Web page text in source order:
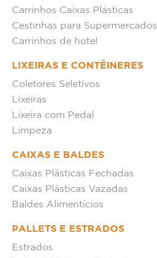
Carrinhos Caixas Plásticas
Cestinhas para Supermercados
Carrinhos de hotel
LIXEIRAS E CONTÊINERES
Coletores Seletivos
Lixeiras
Lixeira com Pedal
Limpeza
CAIXAS E BALDES
Caixas Plásticas Fechadas
Caixas Plásticas Vazadas
Baldes Alimentícios
PALLETS E ESTRADOS
Estrados